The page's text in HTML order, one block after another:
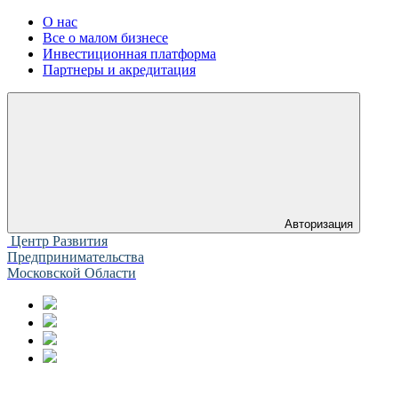
О нас
Все о малом бизнесе
Инвестиционная платформа
Партнеры и акредитация
Авторизация
Центр Развития
Предпринимательства
Московской Области